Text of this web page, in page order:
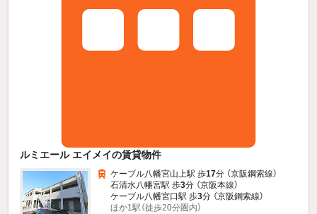
ルミエール エイメイの賃貸物件
ケーブル八幡宮山上駅 歩17分 （京阪鋼索線）
石清水八幡宮駅 歩3分 （京阪本線）
ケーブル八幡宮口駅 歩3分 （京阪鋼索線）
ほか1駅（徒歩20分圏内）